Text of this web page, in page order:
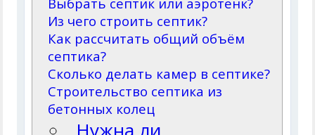
Из чего строить септик?
Как рассчитать общий объём
септика?
Сколько делать камер в септике?
Строительство септика из
бетонных колец